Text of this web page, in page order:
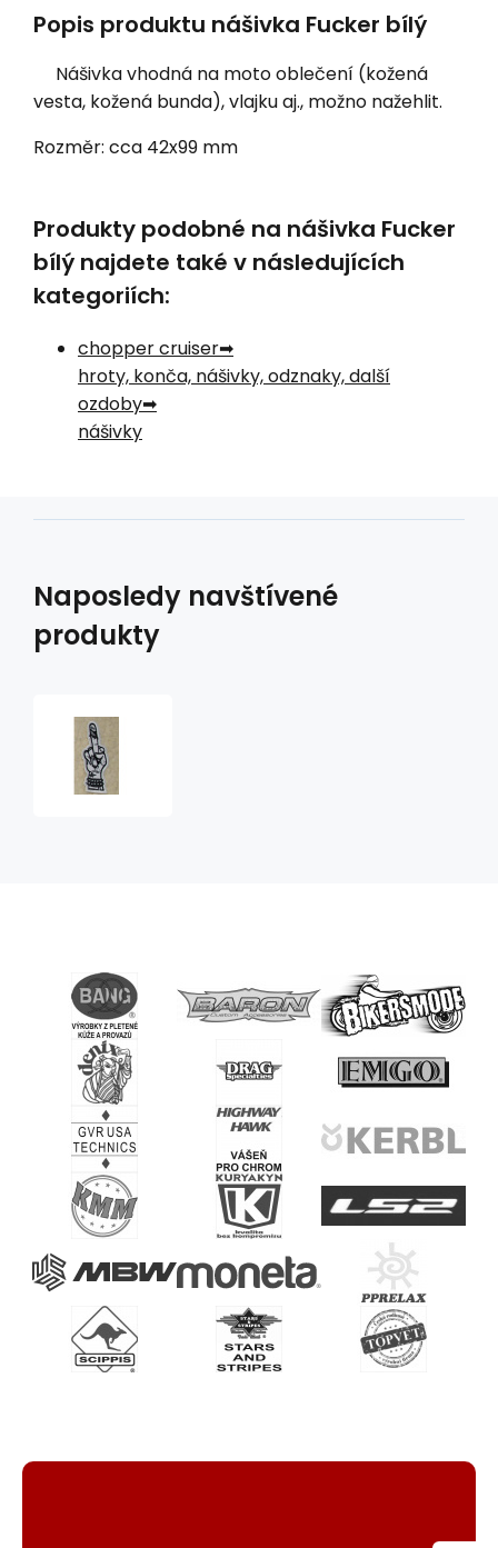
Popis produktu nášivka Fucker bílý
Nášivka vhodná na moto oblečení (kožená
vesta, kožená bunda), vlajku aj., možno nažehlit.
Rozměr: cca 42x99 mm
Produkty podobné na nášivka Fucker
bílý najdete také v následujících
kategoriích:
chopper cruiser
hroty, konča, nášivky, odznaky, další
ozdoby
nášivky
Naposledy navštívené
produkty